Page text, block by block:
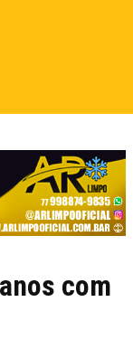
com